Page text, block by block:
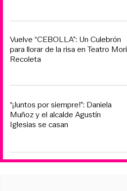
Vuelve “CEBOLLA”: Un Culebrón
para llorar de la risa en Teatro Mori
Recoleta
“¡Juntos por siempre!”: Daniela
Muñoz y el alcalde Agustín
Iglesias se casan